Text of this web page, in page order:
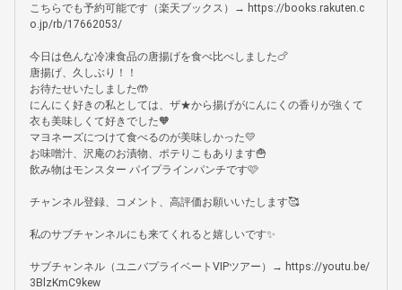
こちらでも予約可能です（楽天ブックス）→ https://books.rakuten.c
o.jp/rb/17662053/
今日は色んな冷凍食品の唐揚げを食べ比べしました🍗
唐揚げ、久しぶり！！
お待たせいたしました🤲
にんにく好きの私としては、ザ★から揚げがにんにくの香りが強くて
衣も美味しくて好きでした🧡
マヨネーズにつけて食べるのが美味しかった💛
お味噌汁、沢庵のお漬物、ポテりこもあります🍟
飲み物はモンスター パイプラインパンチです🩷
チャンネル登録、コメント、高評価お願いいたします🥰
私のサブチャンネルにも来てくれると嬉しいです✨
サブチャンネル（ユニバプライベートVIPツアー）→ https://youtu.be/
3BlzKmC9kew